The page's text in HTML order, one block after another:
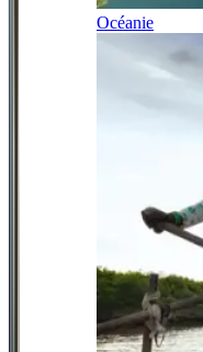
Océanie